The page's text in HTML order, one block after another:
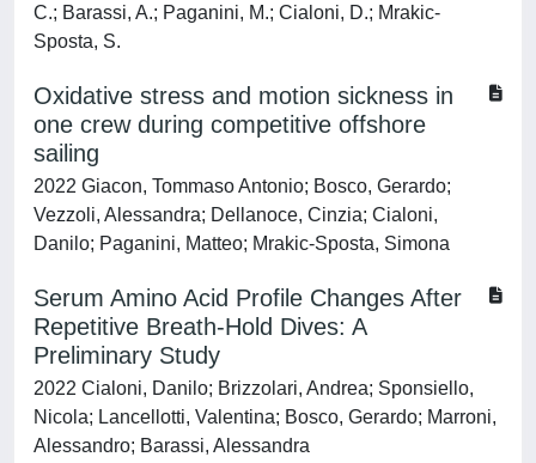
C.; Barassi, A.; Paganini, M.; Cialoni, D.; Mrakic-
Sposta, S.
Oxidative stress and motion sickness in
one crew during competitive offshore
sailing
2022 Giacon, Tommaso Antonio; Bosco, Gerardo;
Vezzoli, Alessandra; Dellanoce, Cinzia; Cialoni,
Danilo; Paganini, Matteo; Mrakic-Sposta, Simona
Serum Amino Acid Profile Changes After
Repetitive Breath-Hold Dives: A
Preliminary Study
2022 Cialoni, Danilo; Brizzolari, Andrea; Sponsiello,
Nicola; Lancellotti, Valentina; Bosco, Gerardo; Marroni,
Alessandro; Barassi, Alessandra